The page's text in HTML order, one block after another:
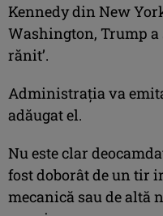
Kennedy din New
Washington, Trump a
rănit’.
Administraţia va
adăugat el.
Nu este clar
fost doborât de un tir
mecanică sau de altă